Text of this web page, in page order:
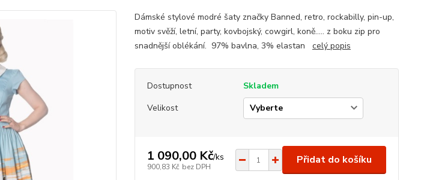
Dámské stylové modré šaty značky Banned, retro, rockabilly, pin-up,
motiv svěží, letní, party, kovbojský, cowgirl, koně..... z boku zip pro
snadnější oblékání. 97% bavlna, 3% elastan celý popis
Dostupnost
Skladem
Velikost
1 090,00 Kč/ks
900,83 Kč bez DPH
Přidat do košíku